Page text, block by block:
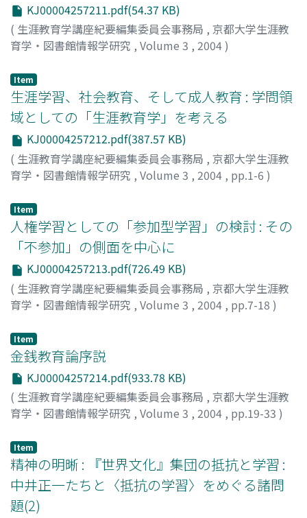
KJ00004257211.pdf(54.37 KB)
( 生涯教育学講座紀要編集委員会事務局 , 京都大学生涯教
育学・図書館情報学研究 , Volume 3 , 2004)
Item
生涯学習、社会教育、そして成人教育 : 学問領
域としての「生涯教育学」を考える
KJ00004257212.pdf(387.57 KB)
( 生涯教育学講座紀要編集委員会事務局 , 京都大学生涯教
育学・図書館情報学研究 , Volume 3 , 2004 , pp.1-6 )
Item
人権学習としての「参加型学習」の検討 : その
「不参加」の側面を中心に
KJ00004257213.pdf(726.49 KB)
( 生涯教育学講座紀要編集委員会事務局 , 京都大学生涯教
育学・図書館情報学研究 , Volume 3 , 2004 , pp.7-18 )
Item
金銭教育論序説
KJ00004257214.pdf(933.78 KB)
( 生涯教育学講座紀要編集委員会事務局 , 京都大学生涯教
育学・図書館情報学研究 , Volume 3 , 2004 , pp.19-33 )
Item
精神の明晰 : 『世界文化』集団の抵抗と学習 :
中井正一たちと〈抵抗の学習〉をめぐる諸問
題(2)